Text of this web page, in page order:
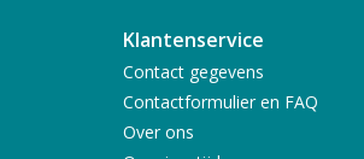
Klantenservice
Contact gegevens
Contactformulier en FAQ
Over ons